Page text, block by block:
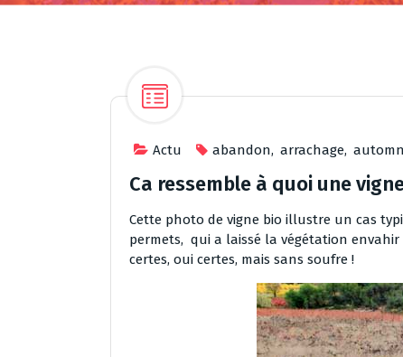
Actu abandon, arrachage,
Ca ressemble à quoi une
Cette photo de vigne bio illustre un cas
permets, qui a laissé la végétation envahir
certes, oui certes, mais sans soufre !